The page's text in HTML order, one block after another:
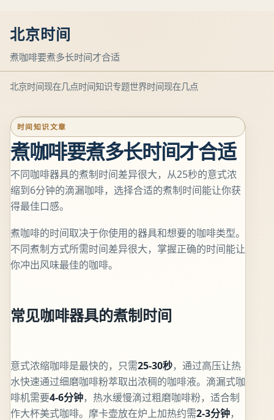
北京时间
煮咖啡要煮多长时间才合适
北京时间现在几点时间知识专题世界时间现在几点
时间知识文章
煮咖啡要煮多长时间才合适
不同咖啡器具的煮制时间差异很大，从25秒的意式浓
缩到6分钟的滴漏咖啡，选择合适的煮制时间能让你获
得最佳口感。
煮咖啡的时间取决于你使用的器具和想要的咖啡类型。
不同煮制方式所需时间差异很大，掌握正确的时间能让
你冲出风味最佳的咖啡。
常见咖啡器具的煮制时间
意式浓缩咖啡是最快的，只需25-30秒，通过高压让热
水快速通过细磨咖啡粉萃取出浓稠的咖啡液。滴漏式咖
啡机需要4-6分钟，热水缓慢滴过粗磨咖啡粉，适合制
作大杯美式咖啡。摩卡壶放在炉上加热约需2-3分钟，